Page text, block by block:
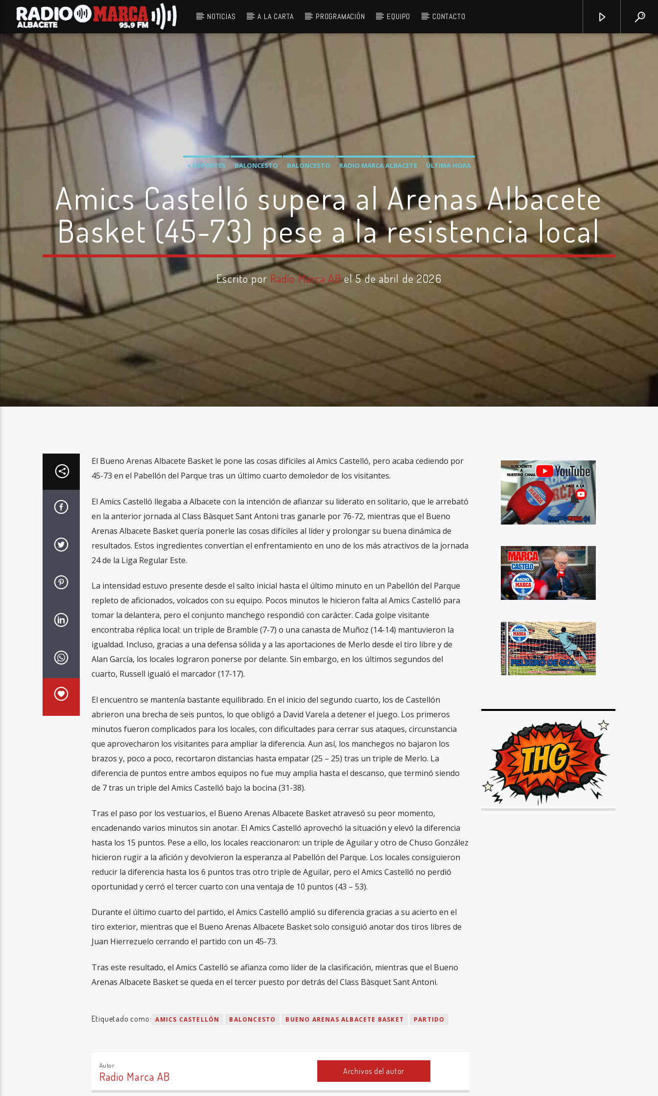
NOTICIAS A LA CARTA PROGRAMACIÓN EQUIPO CONTACTO
Canción actual
Radio Marca
Albacete
+ DEPORTES BALONCESTO BALONCESTO RADIO MARCA ALBACETE ÚLTIMA HORA
Amics Castelló supera al Arenas Albacete
Basket (45-73) pese a la resistencia local
Escrito por Radio Marca ABel 5 de abril de 2026
El Bueno Arenas Albacete Basket le pone las cosas difíciles al Amics Castelló, pero acaba cediendo por
45-73 en el Pabellón del Parque tras un último cuarto demoledor de los visitantes.
El Amics Castelló llegaba a Albacete con la intención de afianzar su liderato en solitario, que le arrebató
en la anterior jornada al Class Bàsquet Sant Antoni tras ganarle por 76-72, mientras que el Bueno
Arenas Albacete Basket quería ponerle las cosas difíciles al líder y prolongar su buena dinámica de
resultados. Estos ingredientes convertían el enfrentamiento en uno de los más atractivos de la jornada
24 de la Liga Regular Este.
La intensidad estuvo presente desde el salto inicial hasta el último minuto en un Pabellón del Parque
repleto de aficionados, volcados con su equipo. Pocos minutos le hicieron falta al Amics Castelló para
tomar la delantera, pero el conjunto manchego respondió con carácter. Cada golpe visitante
encontraba réplica local: un triple de Bramble (7-7) o una canasta de Muñoz (14-14) mantuvieron la
igualdad. Incluso, gracias a una defensa sólida y a las aportaciones de Merlo desde el tiro libre y de
Alan García, los locales lograron ponerse por delante. Sin embargo, en los últimos segundos del
cuarto, Russell igualó el marcador (17-17).
El encuentro se mantenía bastante equilibrado. En el inicio del segundo cuarto, los de Castellón
abrieron una brecha de seis puntos, lo que obligó a David Varela a detener el juego. Los primeros
minutos fueron complicados para los locales, con dificultades para cerrar sus ataques, circunstancia
que aprovecharon los visitantes para ampliar la diferencia. Aun así, los manchegos no bajaron los
brazos y, poco a poco, recortaron distancias hasta empatar (25 – 25) tras un triple de Merlo. La
diferencia de puntos entre ambos equipos no fue muy amplia hasta el descanso, que terminó siendo
de 7 tras un triple del Amics Castelló bajo la bocina (31-38).
Tras el paso por los vestuarios, el Bueno Arenas Albacete Basket atravesó su peor momento,
encadenando varios minutos sin anotar. El Amics Castelló aprovechó la situación y elevó la diferencia
hasta los 15 puntos. Pese a ello, los locales reaccionaron: un triple de Aguilar y otro de Chuso González
hicieron rugir a la afición y devolvieron la esperanza al Pabellón del Parque. Los locales consiguieron
reducir la diferencia hasta los 6 puntos tras otro triple de Aguilar, pero el Amics Castelló no perdió
oportunidad y cerró el tercer cuarto con una ventaja de 10 puntos (43 – 53).
Durante el último cuarto del partido, el Amics Castelló amplió su diferencia gracias a su acierto en el
tiro exterior, mientras que el Bueno Arenas Albacete Basket solo consiguió anotar dos tiros libres de
Juan Hierrezuelo cerrando el partido con un 45-73.
Tras este resultado, el Amics Castelló se afianza como líder de la clasificación, mientras que el Bueno
Arenas Albacete Basket se queda en el tercer puesto por detrás del Class Bàsquet Sant Antoni.
Etiquetado como: AMICS CASTELLÓN BALONCESTO BUENO ARENAS ALBACETE BASKET PARTIDO
Autor
Radio Marca AB Archivos del autor